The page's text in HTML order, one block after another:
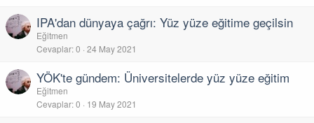
IPA'dan dünyaya çağrı: Yüz yüze eğitime geçilsin
Eğitmen
Cevaplar 0 24 May 2021
YÖK'te gündem: Üniversitelerde yüz yüze eğitim
Eğitmen
Cevaplar 0 19 May 2021